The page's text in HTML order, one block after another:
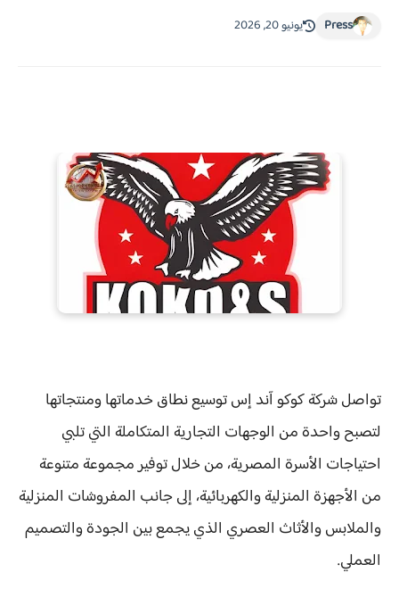
Press يونيو 20, 2026
تواصل شركة كوكو آند إس توسيع نطاق خدماتها ومنتجاتها
لتصبح واحدة من الوجهات التجارية المتكاملة التي تلبي
احتياجات الأسرة المصرية، من خلال توفير مجموعة متنوعة
من الأجهزة المنزلية والكهربائية، إلى جانب المفروشات المنزلية
والملابس والأثاث العصري الذي يجمع بين الجودة والتصميم
العملي.